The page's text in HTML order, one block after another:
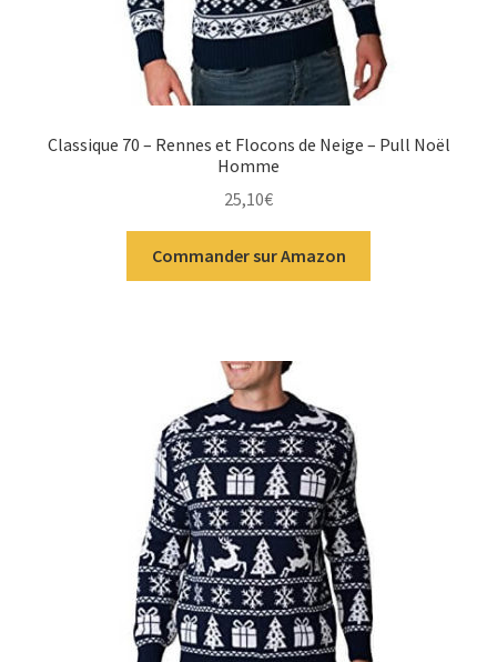
Classique 70 – Rennes et Flocons de Neige – Pull Noël
Homme
25,10€
Commander sur Amazon